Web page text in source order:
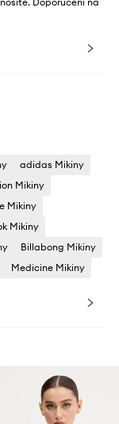
adidas Mikiny
Mikiny
Mikiny
Mikiny
Billabong Mikiny
Medicine Mikiny